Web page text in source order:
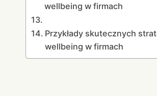
wellbeing w firmach
Przykłady skutecznych
wellbeing w firmach